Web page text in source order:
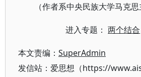
（作者系中央民族大学马克思
进入专题：两个结合
本文责编： SuperAdmin
发信站：爱思想（https://